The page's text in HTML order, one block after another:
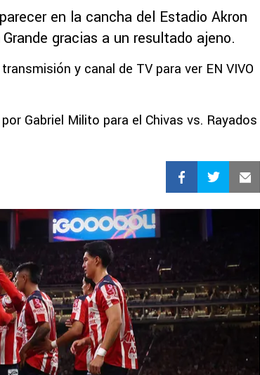
en la cancha del Estadio Akron
gracias a un resultado ajeno.
y canal de TV para ver EN VIVO
Gabriel Milito para el Chivas vs. Rayados